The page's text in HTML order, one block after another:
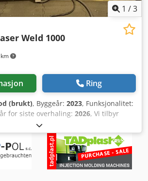
1 /3
Weld 1000
Ring
(brukt), Byggeår: 2023, Funksjonalitet:
for siste overhaling: 2026, Vi tilbyr
TRUMPF TruLaser Weld
årsmodell 2023, med få
har blitt årlig vedlikeholdt av
ble utført i april 2026. Maskinen står
fullt utstyrt med to roterende akser.